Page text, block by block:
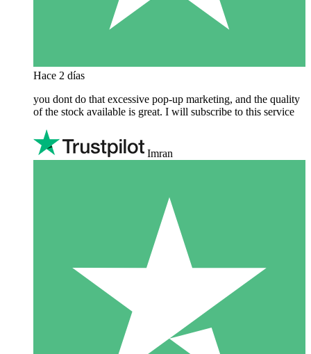
Hace 2 días
you dont do that excessive pop-up marketing, and the quality
of the stock available is great. I will subscribe to this service
Imran